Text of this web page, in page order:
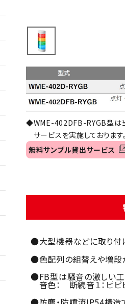
◆WME-402DFB-RYGB型は
サービスを実施しております。
無料サンプル貸出サービス
●大型機器などに取り付
●色配列の組替えや増段
●FB型は騒音の激しい工
音色： 断続音１：ピ